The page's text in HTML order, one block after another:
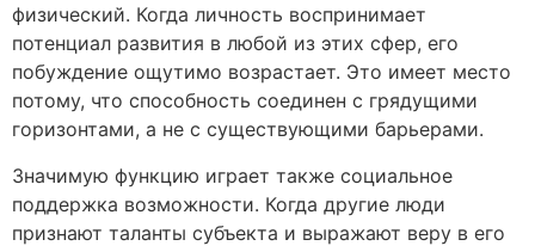
физический. Когда личность воспринимает
потенциал развития в любой из этих сфер, его
побуждение ощутимо возрастает. Это имеет место
потому, что способность соединен с грядущими
горизонтами, а не с существующими барьерами.
Значимую функцию играет также социальное
поддержка возможности. Когда другие люди
признают таланты субъекта и выражают веру в его